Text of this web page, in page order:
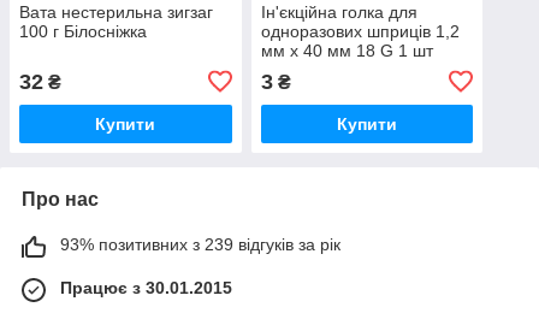
Вата нестерильна зигзаг
100 г Білосніжка
32 ₴
Купити
Ін'єкційна голка для
одноразових шприців 1,2
мм х 40 мм 18 G 1 шт
3₴
Купити
Про нас
93% позитивних з 239 відгуків за рік
Працює з 30.01.2015